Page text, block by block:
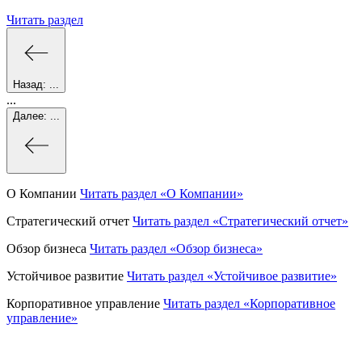
Читать раздел
Назад:
...
Далее:
О Компании Читать раздел «О Компании»
Стратегический отчет Читать раздел «Стратегический отчет»
Обзор бизнеса Читать раздел «Обзор бизнеса»
Устойчивое развитие Читать раздел «Устойчивое развитие»
Корпоративное управление Читать раздел «Корпоративное
управление»